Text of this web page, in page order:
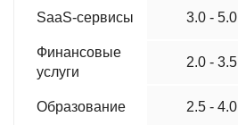
SaaS-сервисы 3.0 - 5.0
Финансовые
услуги
2.0 - 3.5
Образование 2.5 - 4.0